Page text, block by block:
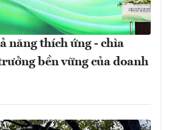
năng thích ứng - chìa
bền vững của doanh